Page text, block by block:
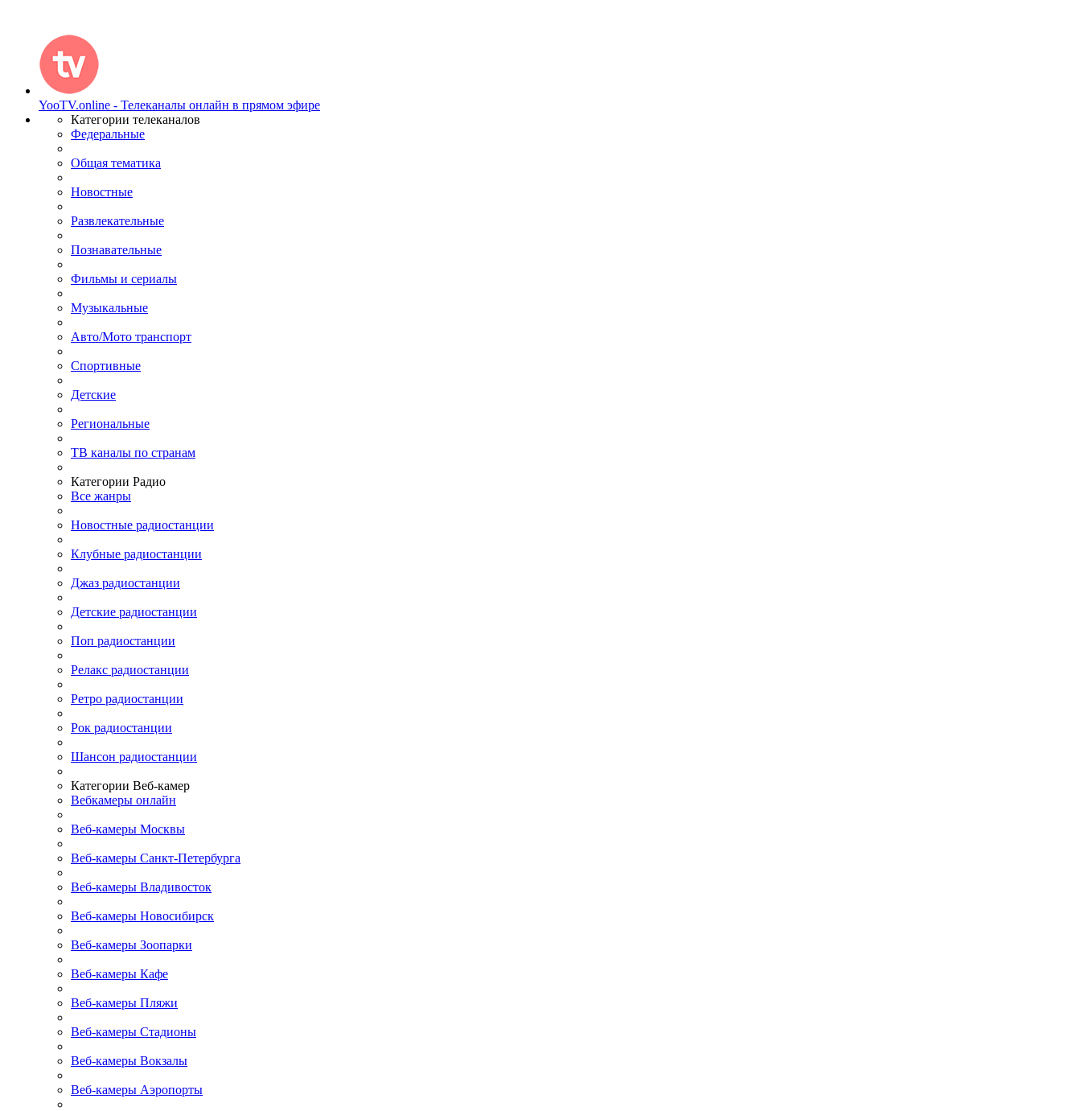
YooTV.online - Телеканалы онлайн в прямом эфире
Категории телеканалов
Федеральные
Общая тематика
Новостные
Развлекательные
Познавательные
Фильмы и сериалы
Музыкальные
Авто/Мото транспорт
Спортивные
Детские
Региональные
ТВ каналы по странам
Категории Радио
Все жанры
Новостные радиостанции
Клубные радиостанции
Джаз радиостанции
Детские радиостанции
Поп радиостанции
Релакс радиостанции
Ретро радиостанции
Рок радиостанции
Шансон радиостанции
Категории Веб-камер
Вебкамеры онлайн
Веб-камеры Москвы
Веб-камеры Санкт-Петербурга
Веб-камеры Владивосток
Веб-камеры Новосибирск
Веб-камеры Зоопарки
Веб-камеры Кафе
Веб-камеры Пляжи
Веб-камеры Стадионы
Веб-камеры Вокзалы
Веб-камеры Аэропорты